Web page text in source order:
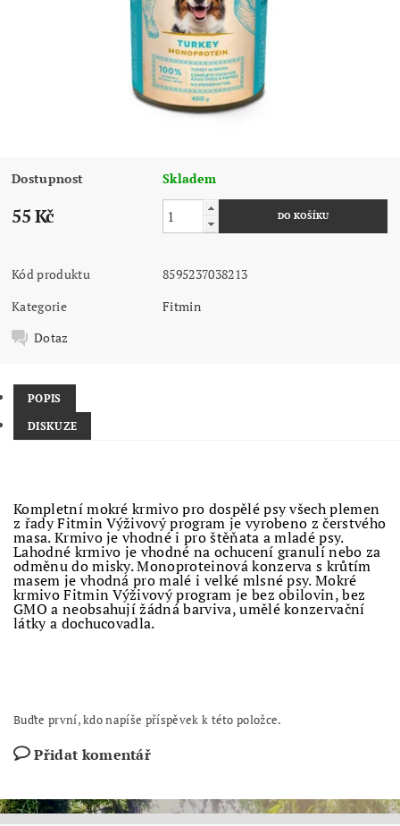
Dostupnost Skladem
55 Kč
Kód produktu
8595237038213
Kategorie
Fitmin
Dotaz
POPIS
DISKUZE
Kompletní mokré krmivo pro dospělé psy všech plemen
z řady Fitmin Výživový program je vyrobeno z čerstvého
masa. Krmivo je vhodné i pro štěňata a mladé psy.
Lahodné krmivo je vhodné na ochucení granulí nebo za
odměnu do misky. Monoproteinová konzerva s krůtím
masem je vhodná pro malé i velké mlsné psy. Mokré
krmivo Fitmin Výživový program je bez obilovin, bez
GMO a neobsahují žádná barviva, umělé konzervační
látky a dochucovadla.
Buďte první, kdo napíše příspěvek k této položce.
Přidat komentář